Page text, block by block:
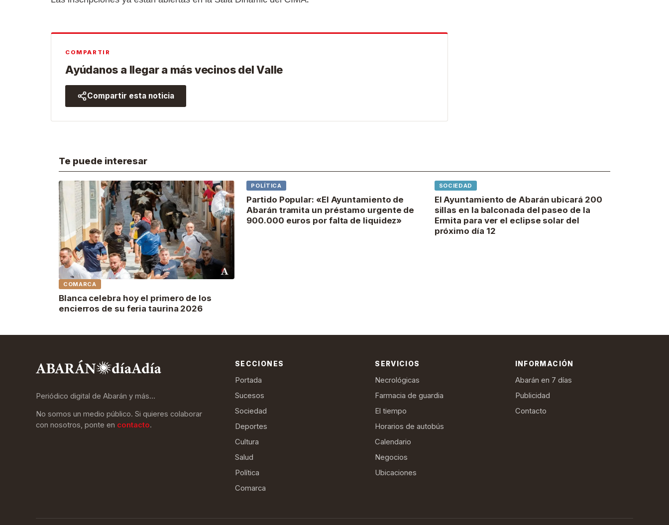
COMPARTIR
Ayúdanos a llegar a más vecinos del Valle
Compartir esta noticia
Te puede interesar
COMARCA
Blanca celebra hoy el primero de los
encierros de su feria taurina 2026
POLÍTICA
Partido Popular: «El Ayuntamiento de
Abarán tramita un préstamo urgente de
900.000 euros por falta de liquidez»
SOCIEDAD
El Ayuntamiento de Abarán ubicará 200
sillas en la balconada del paseo de la
Ermita para ver el eclipse solar del
próximo día 12
Periódico digital de Abarán y más…
No somos un medio público. Si quieres colaborar
con nosotros, ponte en contacto.
SECCIONES
Portada
Sucesos
Sociedad
Deportes
Cultura
Salud
Política
Comarca
SERVICIOS
Necrológicas
Farmacia de guardia
El tiempo
Horarios de autobús
Calendario
Negocios
Ubicaciones
INFORMACIÓN
Abarán en 7 días
Publicidad
Contacto